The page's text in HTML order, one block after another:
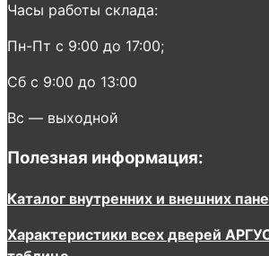
Часы работы склада:
Пн-Пт с 9:00 до 17:00;
Сб с 9:00 до 13:00
Вс — выходной
Полезная информация:
Каталог внутренних и внешних
Характеристики всех дверей